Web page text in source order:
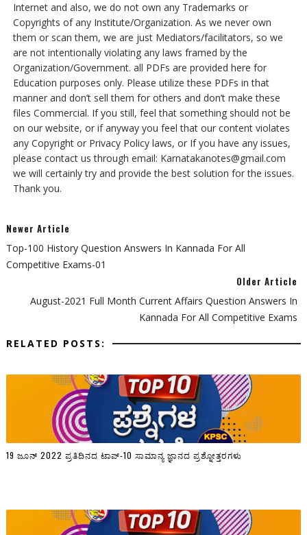
Internet and also, we do not own any Trademarks or
Copyrights of any Institute/Organization. As we never own
them or scan them, we are just Mediators/facilitators, so we
are not intentionally violating any laws framed by the
Organization/Government. all PDFs are provided here for
Education purposes only. Please utilize these PDFs in that
manner and don’t sell them for others and don’t make these
files Commercial. If you still, feel that something should not be
on our website, or if anyway you feel that our content violates
any Copyright or Privacy Policy laws, or If you have any issues,
please contact us through email: Karnatakanotes@gmail.com
we will certainly try and provide the best solution for the issues.
Thank you.
Newer Article
Top-100 History Question Answers In Kannada For All
Competitive Exams-01
Older Article
August-2021 Full Month Current Affairs Question Answers In
Kannada For All Competitive Exams
RELATED POSTS:
19 ಜೂನ್ 2022 ಪ್ರತಿದಿನದ ಟಾಪ್-10 ಸಾಮಾನ್ಯ ಜ್ಞಾನದ ಪ್ರಶ್ನೋತ್ತರಗಳು